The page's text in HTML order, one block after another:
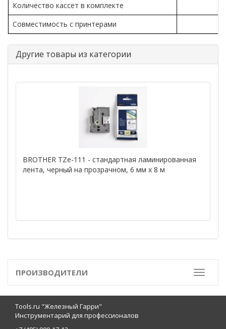
Количество кассет в комплекте
Совместимость с принтерами
Другие товары из категории
BROTHER TZe-111 - стандартная ламинированная
лента, черный на прозрачном, 6 мм х 8 м
Toggle
ПРОИЗВОДИТЕЛИ
Tools.ru "Железный Гарри"
Инструментарий для профессионалов